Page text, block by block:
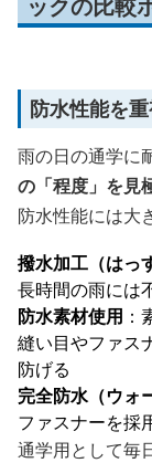
ックの比較
防水性能を
雨の日の通学に
の「程度」を見
防水性能には大
撥水加工（はっ
長時間の雨には
防水素材使用 ：
縫い目やファス
防げる
完全防水（ウォ
ファスナーを採
通学用として毎